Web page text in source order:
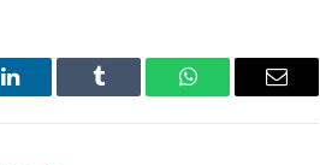
LinkedIn Tumblr WhatsAppEmail